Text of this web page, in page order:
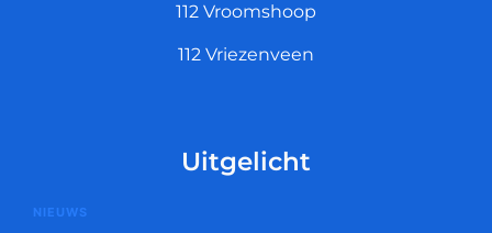
112 Vroomshoop
112 Vriezenveen
Uitgelicht
NIEUWS